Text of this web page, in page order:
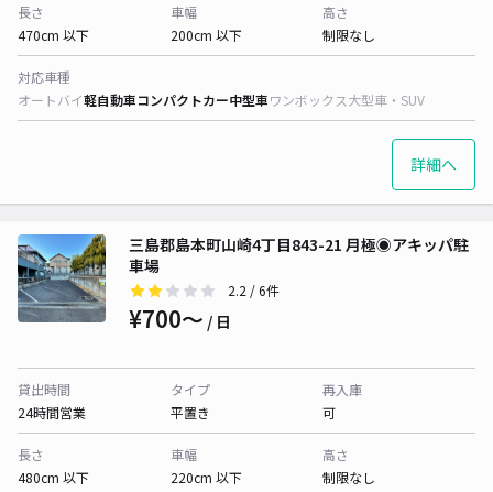
長さ
470cm 以下
車幅
200cm 以下
高さ
制限なし
対応車種
オートバイ軽自動車コンパクトカー中型車ワンボックス大型車・SUV
詳細へ
三島郡島本町山崎4丁目843-21 月極◉アキッパ駐
車場
2.2 / 6件
¥700〜 / 日
貸出時間
24時間営業
タイプ
平置き
再入庫
可
長さ
480cm 以下
車幅
220cm 以下
高さ
制限なし